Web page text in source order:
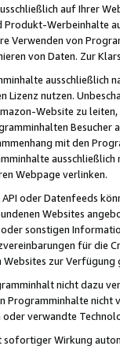
auf Ihrer
Produkt-Werbeinhalte
Verwenden von
von Daten. Zur
ausschließlich
Lizenz nutzen.
Website zu
Besucher
mit den
Webpage verlinken.
API oder Datenfeeds
Websites
sonstigen
für die
Websites zur
nicht dazu
Programminhalte
oder verwandte
sofortiger Wirkung